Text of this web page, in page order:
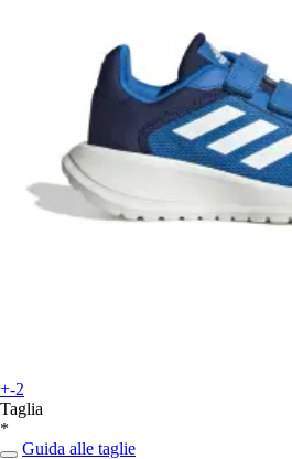
+-2
Taglia
*
Guida alle taglie